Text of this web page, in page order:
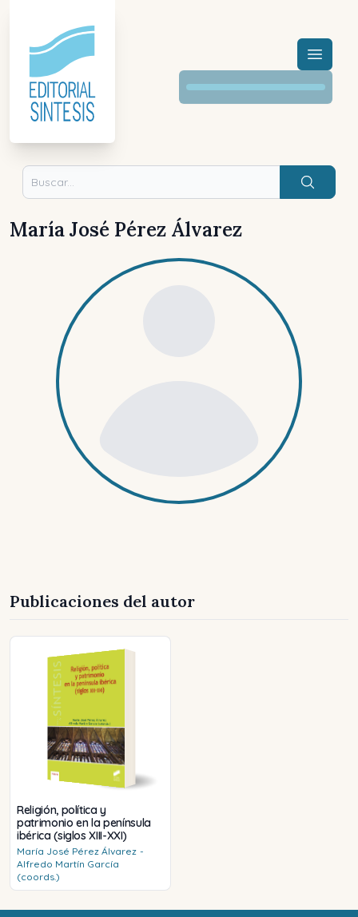
Menú
Buscar
María José Pérez Álvarez
Publicaciones del autor
Religión, política y
patrimonio en la península
ibérica (siglos XIII-XXI)
María José Pérez Álvarez -
Alfredo Martín García
(coords.)